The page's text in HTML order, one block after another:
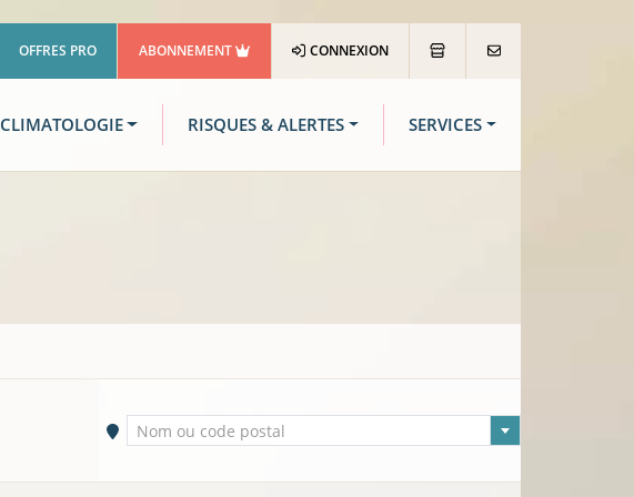
OFFRES PRO ABONNEMENT CONNEXION
CLIMATOLOGIE RISQUES & ALERTES SERVICES
Ville sélectionnée
Nom ou code postal